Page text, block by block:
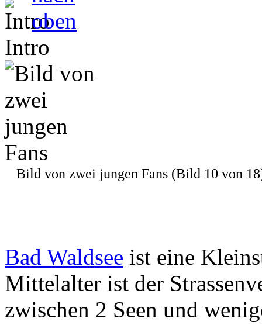
Intro
Bild von zwei jungen Fans (Bild 10 von
Bad Waldsee ist eine
Mittelalter ist der
zwischen 2 Seen und